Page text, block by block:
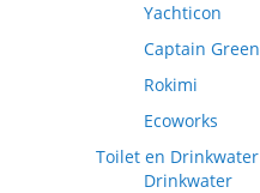
Yachticon
Captain Green
Rokimi
Ecoworks
Toilet en Drinkwater
Drinkwater